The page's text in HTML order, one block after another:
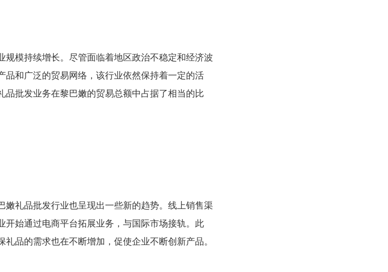
规模持续增长。尽管面临着地区政治不稳定和经济波
品和广泛的贸易网络，该行业依然保持着一定的活
品批发业务在黎巴嫩的贸易总额中占据了相当的比
嫩礼品批发行业也呈现出一些新的趋势。线上销售渠
开始通过电商平台拓展业务，与国际市场接轨。此
品的需求也在不断增加，促使企业不断创新产品。